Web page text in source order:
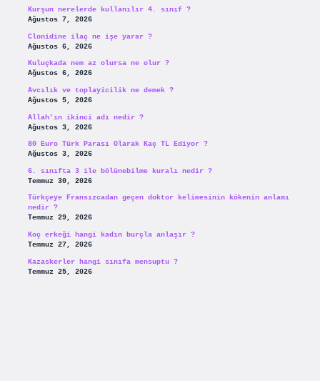
Kurşun nerelerde kullanılır 4. sınıf ?
Ağustos 7, 2026
Clonidine ilaç ne işe yarar ?
Ağustos 6, 2026
Kuluçkada nem az olursa ne olur ?
Ağustos 6, 2026
Avcılık ve toplayicilik ne demek ?
Ağustos 5, 2026
Allah’ın ikinci adı nedir ?
Ağustos 3, 2026
80 Euro Türk Parası Olarak Kaç TL Ediyor ?
Ağustos 3, 2026
6. sınıfta 3 ile bölünebilme kuralı nedir ?
Temmuz 30, 2026
Türkçeye Fransızcadan geçen doktor kelimesinin kökenin anlamı
nedir ?
Temmuz 29, 2026
Koç erkeği hangi kadın burçla anlaşır ?
Temmuz 27, 2026
Kazaskerler hangi sınıfa mensuptu ?
Temmuz 25, 2026